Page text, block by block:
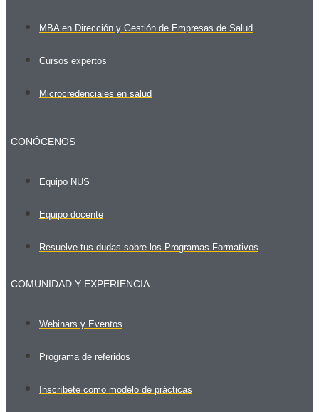
MBA en Dirección y Gestión de Empresas de Salud
Cursos expertos
Microcredenciales en salud
CONÓCENOS
Equipo NUS
Equipo docente
Resuelve tus dudas sobre los Programas Formativos
COMUNIDAD Y EXPERIENCIA
Webinars y Eventos
Programa de referidos
Inscríbete como modelo de prácticas